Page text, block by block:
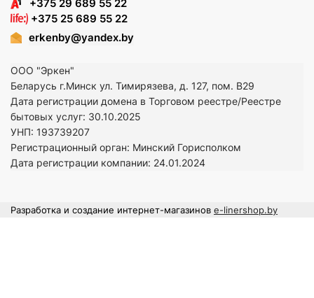
+375 29 689 55 22
+375 25 689 55 22
erkenby@yandex.by
ООО "Эркен"
Беларусь г.Минск ул. Тимирязева, д. 127, пом. В29
Дата регистрации домена в Торговом реестре/Реестре
бытовых услуг: 30.10.2025
УНП: 193739207
Регистрационный орган: Минский Горисполком
Дата регистрации компании: 24.01.2024
Разработка и создание интернет-магазинов e-linershop.by